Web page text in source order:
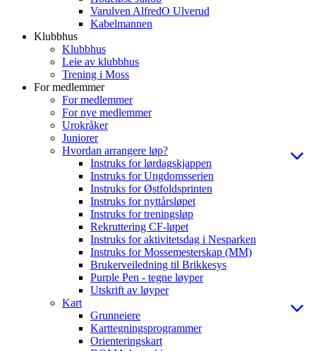
Varulven AlfredO Ulverud
Kabelmannen
Klubbhus
Klubbhus
Leie av klubbhus
Trening i Moss
For medlemmer
For medlemmer
For nye medlemmer
Urokråker
Juniorer
Hvordan arrangere løp?
Instruks for lørdagskjappen
Instruks for Ungdomsserien
Instruks for Østfoldsprinten
Instruks for nyttårsløpet
Instruks for treningsløp
Rekruttering CF-løpet
Instruks for aktivitetsdag i Nesparken
Instruks for Mossemesterskap (MM)
Brukerveiledning til Brikkesys
Purple Pen - tegne løyper
Utskrift av løyper
Kart
Grunneiere
Karttegningsprogrammer
Orienteringskart